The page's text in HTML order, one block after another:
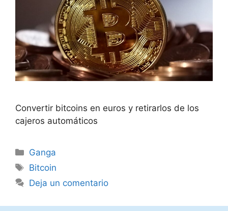
Convertir bitcoins en euros y retirarlos de los
cajeros automáticos
Categorías
Ganga
Etiquetas
Bitcoin
Deja un comentario